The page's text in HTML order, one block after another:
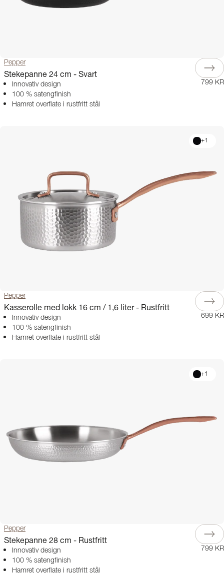
Pepper
Stekepanne 24 cm - Svart
Innovativ design
100 % satengfinish
Hamret overflate i rustfritt stål
799 KR
+1
Pepper
Kasserolle med lokk 16 cm / 1,6 liter - Rustfritt
Innovativ design
100 % satengfinish
Hamret overflate i rustfritt stål
699 KR
+1
Pepper
Stekepanne 28 cm - Rustfritt
Innovativ design
100 % satengfinish
Hamret overflate i rustfritt stål
799 KR